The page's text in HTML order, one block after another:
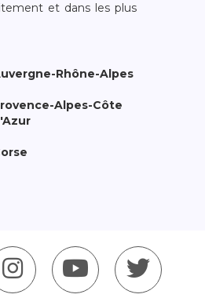
et dans les plus
Rhône-Alpes
Alpes-Côte